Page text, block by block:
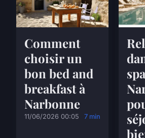
Comment
choisir un
bon bed and
breakfast à
Narbonne
11/06/2026 00:05 7 min